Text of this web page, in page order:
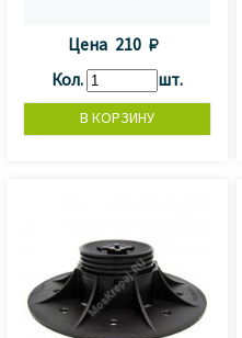
Цена 210 
Кол.
шт.